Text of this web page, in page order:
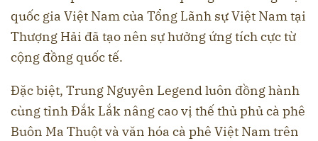
quốc gia Việt Nam của Tổng Lãnh sự Việt Nam tại
Thượng Hải đã tạo nên sự hưởng ứng tích cực từ
cộng đồng quốc tế.
Đặc biệt, Trung Nguyên Legend luôn đồng hành
cùng tỉnh Đắk Lắk nâng cao vị thế thủ phủ cà phê
Buôn Ma Thuột và văn hóa cà phê Việt Nam trên